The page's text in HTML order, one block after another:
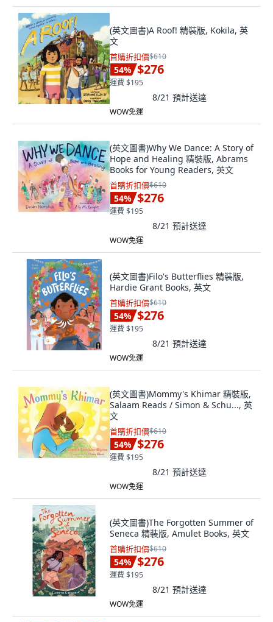
(英文圖書)A Roof! 精裝版, Kokila, 英
文
首購折扣價$610
54% $276
運費 $195
8/21 預計送達
WOW免運
(英文圖書)Why We Dance: A Story of
Hope and Healing 精裝版, Abrams
Books for Young Readers, 英文
首購折扣價$610
54% $276
運費 $195
8/21 預計送達
WOW免運
(英文圖書)Filo's Butterflies 精裝版,
Hardie Grant Books, 英文
首購折扣價$610
54% $276
運費 $195
8/21 預計送達
WOW免運
(英文圖書)Mommy's Khimar 精裝版,
Salaam Reads / Simon & Schu..., 英
文
首購折扣價$610
54% $276
運費 $195
8/21 預計送達
WOW免運
(英文圖書)The Forgotten Summer of
Seneca 精裝版, Amulet Books, 英文
首購折扣價$610
54% $276
運費 $195
8/21 預計送達
WOW免運